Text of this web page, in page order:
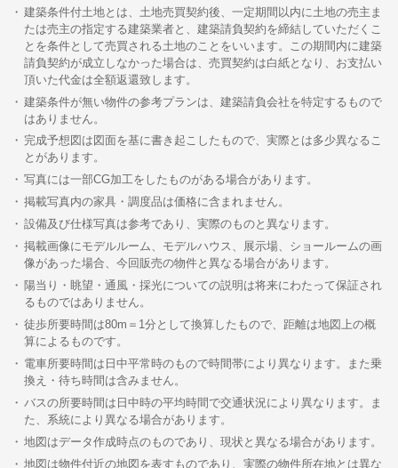
建築条件付土地とは、土地売買契約後、一定期間以内に土地の売主ま
たは売主の指定する建築業者と、建築請負契約を締結していただくこ
とを条件として売買される土地のことをいいます。この期間内に建築
請負契約が成立しなかった場合は、売買契約は白紙となり、お支払い
頂いた代金は全額返還致します。
建築条件が無い物件の参考プランは、建築請負会社を特定するもので
はありません。
完成予想図は図面を基に書き起こしたもので、実際とは多少異なるこ
とがあります。
写真には一部CG加工をしたものがある場合があります。
掲載写真内の家具・調度品は価格に含まれません。
設備及び仕様写真は参考であり、実際のものと異なります。
掲載画像にモデルルーム、モデルハウス、展示場、ショールームの画
像があった場合、今回販売の物件と異なる場合があります。
陽当り・眺望・通風・採光についての説明は将来にわたって保証され
るものではありません。
徒歩所要時間は80m＝1分として換算したもので、距離は地図上の概
算によるものです。
電車所要時間は日中平常時のもので時間帯により異なります。また乗
換え・待ち時間は含みません。
バスの所要時間は日中時の平均時間で交通状況により異なります。ま
た、系統により異なる場合があります。
地図はデータ作成時点のものであり、現状と異なる場合があります。
地図は物件付近の地図を表すものであり、実際の物件所在地とは異な